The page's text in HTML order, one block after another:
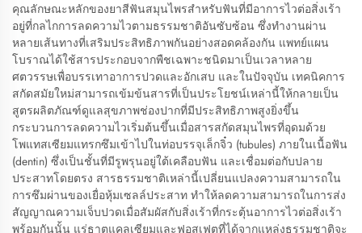
คุณลักษณะหลักของยาสีฟันสมุนไพรสำหรับฟันที่มีอาการไวต่อสิ่งเร้า
อยู่ที่กลไกการลดความไวตามธรรมชาติอันซับซ้อน ซึ่งทำงานผ่าน
หลายเส้นทางที่เสริมประสิทธิภาพกันอย่างสอดคล้องกัน แพทย์แผน
โบราณได้ใช้สารประกอบจากพืชเฉพาะชนิดมาเป็นเวลาหลาย
ศตวรรษเพื่อบรรเทาอาการปวดและอักเสบ และในปัจจุบัน เทคนิคการ
สกัดสมัยใหม่สามารถเข้มข้นสารที่เป็นประโยชน์เหล่านี้ให้กลายเป็น
สูตรผลิตภัณฑ์ดูแลสุขภาพช่องปากที่มีประสิทธิภาพสูงยิ่งขึ้น
กระบวนการลดความไวเริ่มต้นขึ้นเมื่อสารสกัดสมุนไพรที่อุดมด้วย
โพแทสเซียมแทรกซึมเข้าไปในท่อบรรจุเล็กจิ๋ว (tubules) ภายในเนื้อฟัน
(dentin) ซึ่งเป็นชั้นที่มีรูพรุนอยู่ใต้เคลือบฟัน และเชื่อมต่อกับปลาย
ประสาทโดยตรง สารธรรมชาติเหล่านี้เปลี่ยนแปลงความสามารถใน
การซึมผ่านของเยื่อหุ้มเซลล์ประสาท ทำให้ลดความสามารถในการส่ง
สัญญาณความเจ็บปวดเมื่อสัมผัสกับสิ่งเร้าที่กระตุ้นอาการไวต่อสิ่งเร้า
พร้อมกันนั้น แร่ธาตุแคลเซียมและฟอสเฟตที่ได้จากแหล่งธรรมชาติจะ